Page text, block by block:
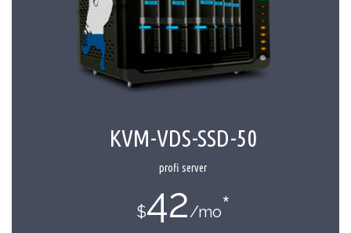
KVM-VDS-SSD-50
profi server
$42/mo*